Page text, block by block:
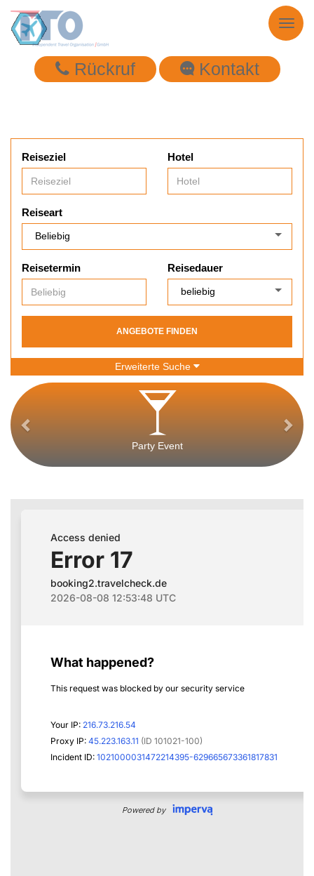
Toggle
Rückruf Kontakt
Reiseziel Hotel
Reiseart
Reisetermin Reisedauer
ANGEBOTE FINDEN
Erweiterte Suche
Party Event